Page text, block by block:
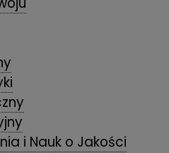
i Nauk o Jakości